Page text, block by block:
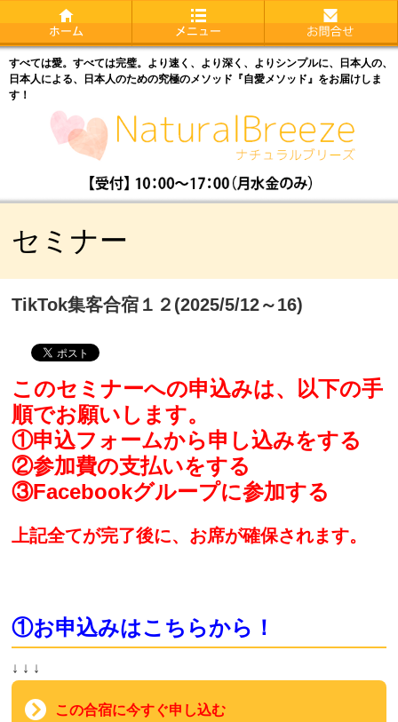
すべては愛。すべては完璧。より速く、より深く、よりシンプルに、日本人の、
日本人による、日本人のための究極のメソッド『自愛メソッド』をお届けしま
す！
セミナー
TikTok集客合宿１２(2025/5/12～16)
このセミナーへの申込みは、以下の手
順でお願いします。
①申込フォームから申し込みをする
②参加費の支払いをする
③Facebookグループに参加する
上記全てが完了後に、お席が確保されます。
①お申込みはこちらから！
↓ ↓ ↓
この合宿に今すぐ申し込む